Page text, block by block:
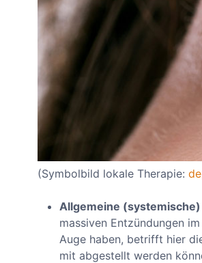
(Symbolbild lokale Therapie:
Allgemeine
massiven Entzündungen
Auge haben, betrifft hier
mit abgestellt werden